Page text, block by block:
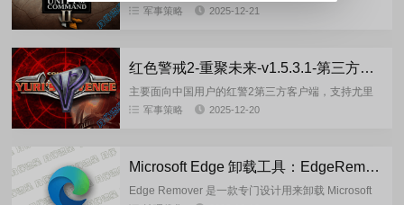
发、2x2 Games发行的策略类游戏，背景设定为第二
军事策略 2025-12-21
红色警戒2-重聚未来-v1.5.3.1-第三方客户端最终版
主要面向中国用户的红警2第三方客户端，支持尤里
的复仇、原版、共辉等Mod，开启红警2全新体验。
军事策略 2025-12-20
Microsoft Edge 卸载工具：EdgeRemover-v19.00
Edge Remover 是一款专门设计用来卸载 Microsoft